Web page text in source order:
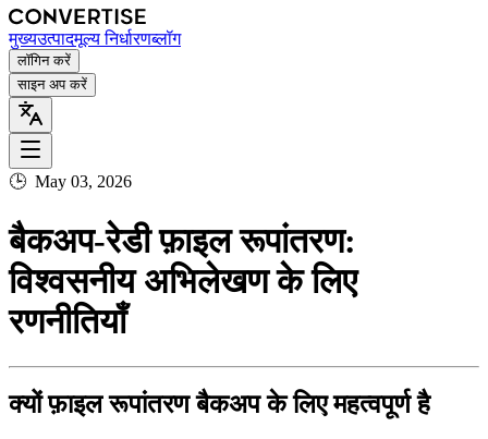
मुख्यउत्पादमूल्य निर्धारणब्लॉग
लॉगिन करें
साइन अप करें
🕒 May 03, 2026
बैकअप‑रेडी फ़ाइल रूपांतरण:
विश्वसनीय अभिलेखण के लिए
रणनीतियाँ
क्यों फ़ाइल रूपांतरण बैकअप के लिए महत्वपूर्ण है